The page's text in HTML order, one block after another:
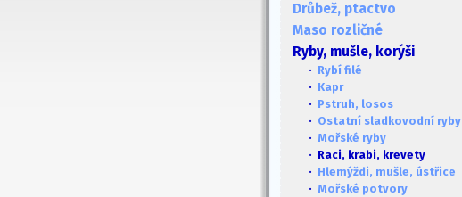
Drůbež, ptactvo
Maso rozličné
Ryby, mušle, korýši
· Rybí filé
· Kapr
· Pstruh, losos
· Ostatní sladkovodní ryby
· Mořské ryby
· Raci, krabi, krevety
· Hlemýždi, mušle, ústřice
· Mořské potvory